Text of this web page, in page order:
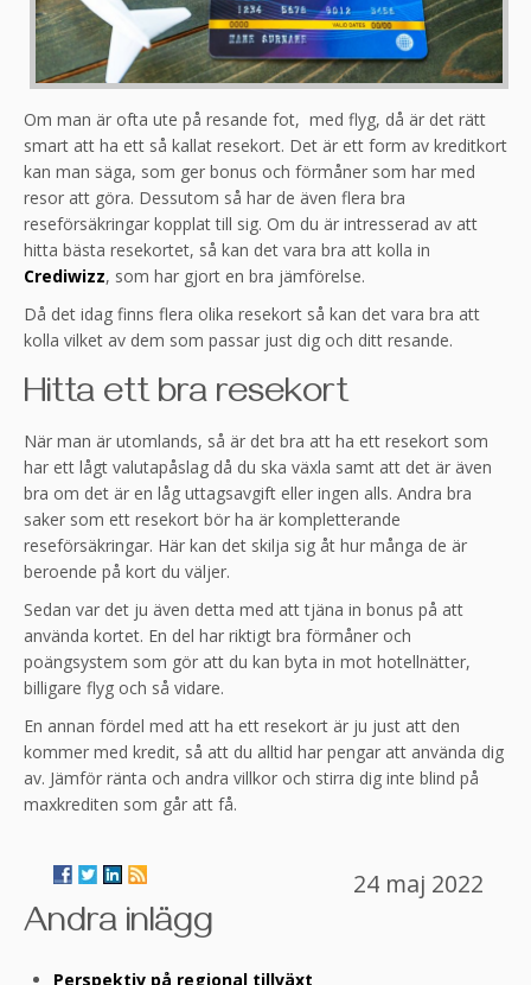
Om man är ofta ute på resande fot, med flyg, då är det rätt
smart att ha ett så kallat resekort. Det är ett form av kreditkort
kan man säga, som ger bonus och förmåner som har med
resor att göra. Dessutom så har de även flera bra
reseförsäkringar kopplat till sig. Om du är intresserad av att
hitta bästa resekortet, så kan det vara bra att kolla in
Crediwizz, som har gjort en bra jämförelse.
Då det idag finns flera olika resekort så kan det vara bra att
kolla vilket av dem som passar just dig och ditt resande.
Hitta ett bra resekort
När man är utomlands, så är det bra att ha ett resekort som
har ett lågt valutapåslag då du ska växla samt att det är även
bra om det är en låg uttagsavgift eller ingen alls. Andra bra
saker som ett resekort bör ha är kompletterande
reseförsäkringar. Här kan det skilja sig åt hur många de är
beroende på kort du väljer.
Sedan var det ju även detta med att tjäna in bonus på att
använda kortet. En del har riktigt bra förmåner och
poängsystem som gör att du kan byta in mot hotellnätter,
billigare flyg och så vidare.
En annan fördel med att ha ett resekort är ju just att den
kommer med kredit, så att du alltid har pengar att använda dig
av. Jämför ränta och andra villkor och stirra dig inte blind på
maxkrediten som går att få.
24 maj 2022
Andra inlägg
Perspektiv på regional tillväxt